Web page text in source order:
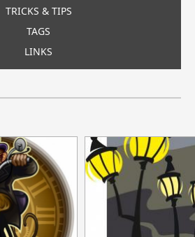
TRICKS & TIPS
TAGS
LINKS